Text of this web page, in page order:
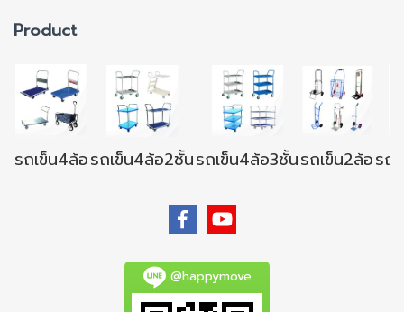
Product
รถเข็น4ล้อรถเข็น4ล้อ2ชั้นรถเข็น4ล้อ3ชั้นรถเข็น2ล้อรถ
@happymove